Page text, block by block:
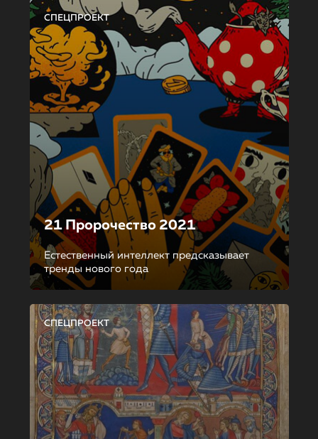
СПЕЦПРОЕКТ
21 Пророчество 2021
Естественный интеллект предсказывает
тренды нового года
СПЕЦПРОЕКТ